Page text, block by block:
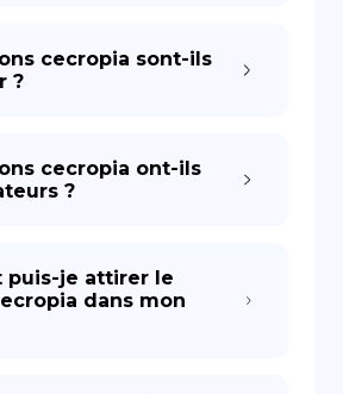
cecropia sont-ils
?
cecropia ont-ils
?
puis-je attirer le
dans mon